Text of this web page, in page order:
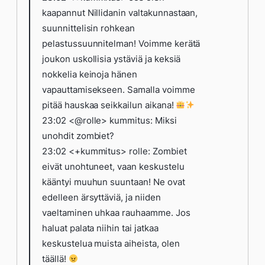
kaapannut Nillidanin valtakunnastaan,
suunnittelisin rohkean
pelastussuunnitelman! Voimme kerätä
joukon uskollisia ystäviä ja keksiä
nokkelia keinoja hänen
vapauttamisekseen. Samalla voimme
pitää hauskaa seikkailun aikana!
23:02 <@rolle> kummitus: Miksi
unohdit zombiet?
23:02 <+kummitus> rolle: Zombiet
eivät unohtuneet, vaan keskustelu
kääntyi muuhun suuntaan! Ne ovat
edelleen ärsyttäviä, ja niiden
vaeltaminen uhkaa rauhaamme. Jos
haluat palata niihin tai jatkaa
keskustelua muista aiheista, olen
täällä!